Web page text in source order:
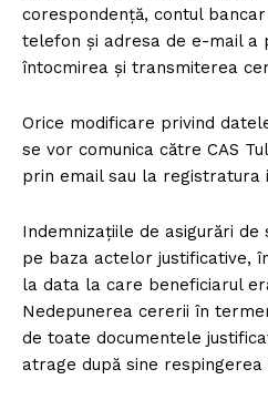
corespondență, contul
telefon și adresa de e-mail a
întocmirea și transmiterea
Orice modificare privind
se vor comunica către CAS
prin email sau la registratura
Indemnizațiile de asigurări
pe baza actelor justificative,
la data la care beneficiarul
Nedepunerea cererii în
de toate documentele
atrage după sine respingerea